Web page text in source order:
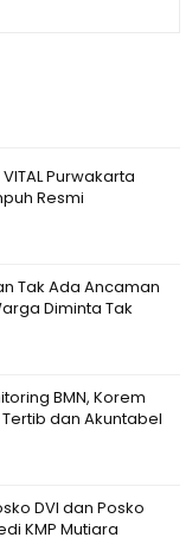
Purwakarta
Resmi
Tak Ada Ancaman
Diminta Tak
BMN, Korem
dan Akuntabel
DVI dan Posko
KMP Mutiara